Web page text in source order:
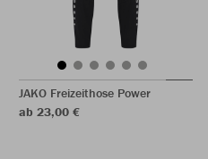
JAKO Freizeithose Power
ab 23,00 €